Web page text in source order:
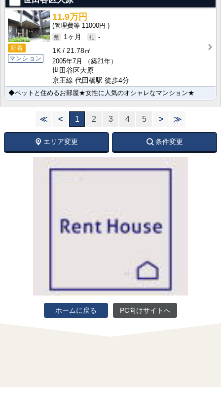
新着
マンション
11.9万円
11000円
1ヶ月
-
1K
21.78㎡
2005年7月
（築21年）
世田谷区大原
京王線 代田橋駅 徒歩4分
◆ペットと住めるお部屋★女性に人気のオシャレなマンション★
≪ < 1 2 3 4 5 > ≫
エリア変更 条件変更
ホームに戻る PC向けサイトへ